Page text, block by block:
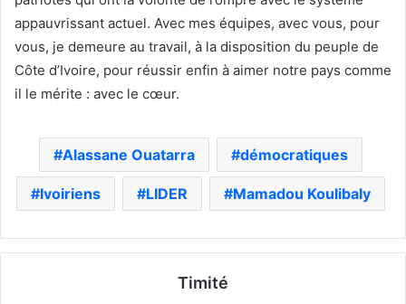
appauvrissant actuel. Avec mes équipes, avec vous, pour
vous, je demeure au travail, à la disposition du peuple de
Côte d’Ivoire, pour réussir enfin à aimer notre pays comme
il le mérite : avec le cœur.
Alassane Ouatarra démocratiques
Ivoiriens LIDER Mamadou Koulibaly
Timité